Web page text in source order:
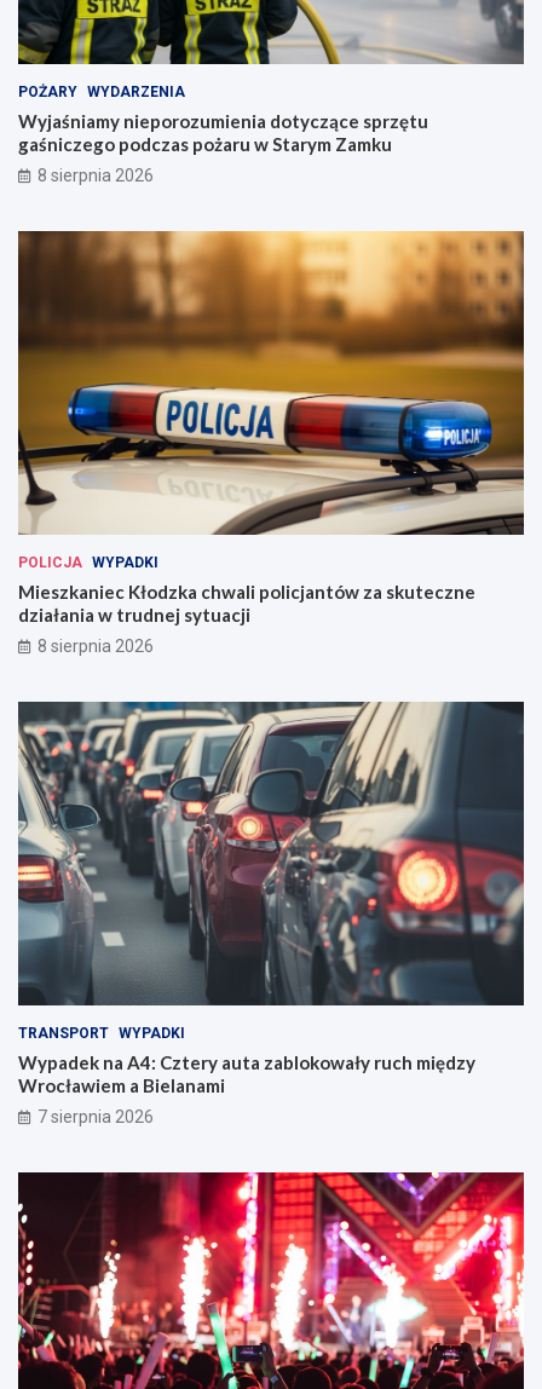
POŻARY WYDARZENIA
Wyjaśniamy nieporozumienia dotyczące sprzętu
gaśniczego podczas pożaru w Starym Zamku
8 sierpnia 2026
POLICJA WYPADKI
Mieszkaniec Kłodzka chwali policjantów za skuteczne
działania w trudnej sytuacji
8 sierpnia 2026
TRANSPORT WYPADKI
Wypadek na A4: Cztery auta zablokowały ruch między
Wrocławiem a Bielanami
7 sierpnia 2026